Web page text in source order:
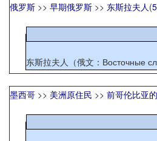
俄罗斯 >> 早期俄罗斯 >> 东斯拉夫人(
东斯拉夫人（俄文：Восточные
墨西哥 >> 美洲原住民 >> 前哥伦比亚